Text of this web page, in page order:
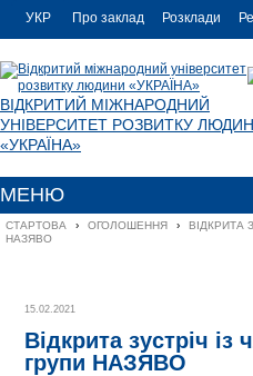
УКР
ENG
Про заклад Розклади
ВІДКРИТИЙ МІЖНАРОДНИЙ
УНІВЕРСИТЕТ РОЗВИТКУ
«УКРАЇНА»
МЕНЮ
СТАРТОВА › ОГОЛОШЕННЯ ›
ВІДКРИТА
НАЗЯВО
15.02.2021
Відкрита зустріч
групи НАЗЯВО